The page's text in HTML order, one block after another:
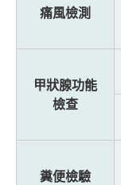
痛風檢測
甲狀腺功能
檢查
糞便檢驗